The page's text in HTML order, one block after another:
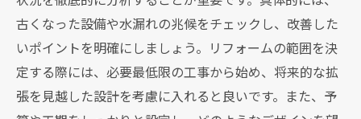
古くなった設備や水漏れの兆候をチェックし、改善した
いポイントを明確にしましょう。リフォームの範囲を決
定する際には、必要最低限の工事から始め、将来的な拡
張を見越した設計を考慮に入れると良いです。また、予